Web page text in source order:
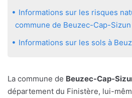
Informations sur les risques
commune de Beuzec-Cap-Sizun
Informations sur les sols à
La commune de Beuzec-Cap-
département du Finistère, lui-